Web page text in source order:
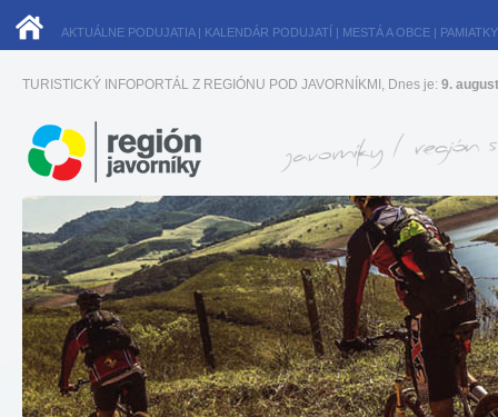
AKTUÁLNE PODUJATIA| KALENDÁR PODUJATÍ | MESTÁ A OBCE | PAMIATKY
TURISTICKÝ INFOPORTÁL Z REGIÓNU POD JAVORNÍKMI, Dnes je: 9.